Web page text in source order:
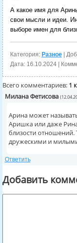
А какое имя для
свои мысли и идеи.
выборе имен для
Категория: Разное|
Дата: 16.10.2024|
Всего комментариев: 1
Милана Фетисова
Арина может
Аришка или даже
близости отношений.
дружескими и
Ответить
Добавить